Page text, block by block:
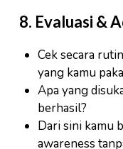
8. Evaluasi &
Cek secara
yang kamu
Apa yang
berhasil?
Dari sini kamu
awareness